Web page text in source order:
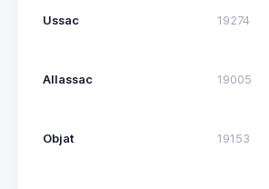
Ussac 19274
Allassac 19005
Objat 19153